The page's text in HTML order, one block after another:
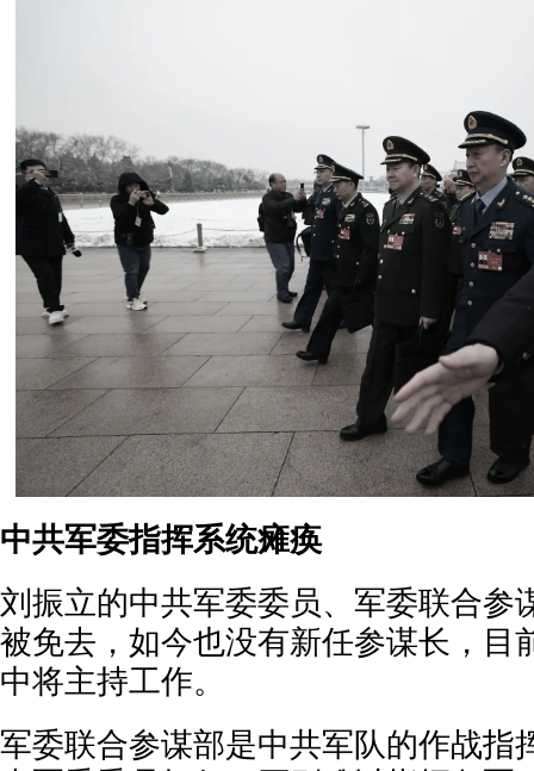
中共军委指挥系统瘫痪
刘振立的中共军委委员、军委联合参
被免去，如今也没有新任参谋长，目
中将主持工作。
军委联合参谋部是中共军队的作战指